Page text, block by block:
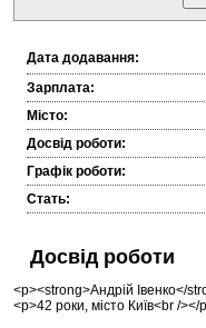
Дата додавання:
Зарплата:
Місто:
Досвід роботи:
Графік роботи:
Стать:
Досвід роботи
<p><strong>Андрій Івенко</
<p>42 роки, місто Київ<br /></